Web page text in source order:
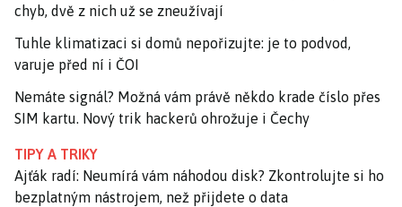
chyb, dvě z nich už se zneužívají
Tuhle klimatizaci si domů nepořizujte: je to podvod,
varuje před ní i ČOI
Nemáte signál? Možná vám právě někdo krade číslo přes
SIM kartu. Nový trik hackerů ohrožuje i Čechy
TIPY A TRIKY
Ajťák radí: Neumírá vám náhodou disk? Zkontrolujte si ho
bezplatným nástrojem, než přijdete o data